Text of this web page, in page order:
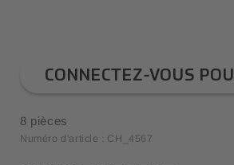
CONNECTEZ-VOUS
8 pièces
Numéro d'article : CH_4567